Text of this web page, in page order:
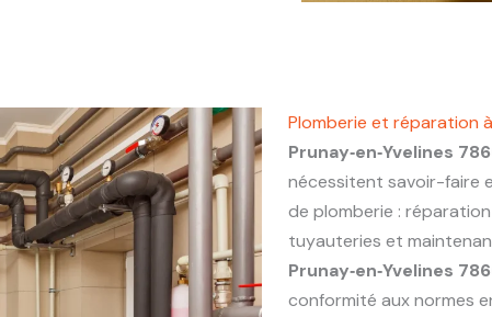
Plomberie et réparation
Prunay‑en‑Yvelines
nécessitent savoir-faire
de plomberie :
tuyauteries et
Prunay‑en‑Yvelines
conformité aux normes